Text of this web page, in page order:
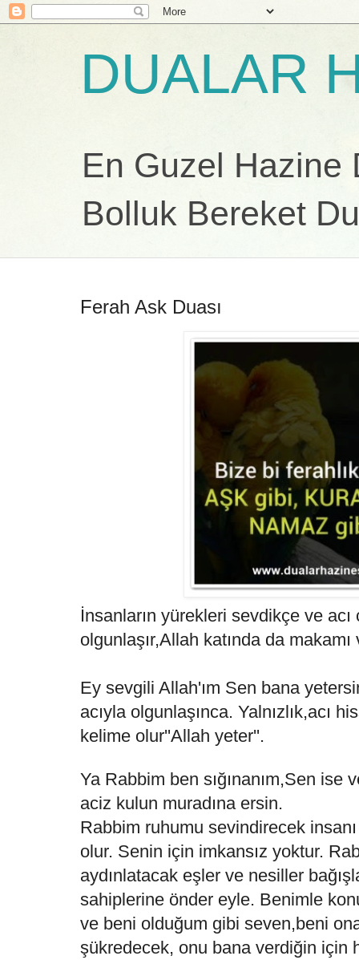
DUALAR
En Guzel Hazine
Bolluk Bereket
Ferah Ask Duası
İnsanların yürekleri sevdikçe ve
olgunlaşır,Allah katında da
Ey sevgili Allah'ım Sen bana
acıyla olgunlaşınca. Yalnızlık,acı
kelime olur''Allah yeter''.
Ya Rabbim ben sığınanım,Sen ise
aciz kulun muradına ersin.
Rabbim ruhumu sevindirecek
olur. Senin için imkansız yoktur.
aydınlatacak eşler ve nesiller
sahiplerine önder eyle. Benimle
ve beni olduğum gibi seven,beni
şükredecek, onu bana verdiğin için